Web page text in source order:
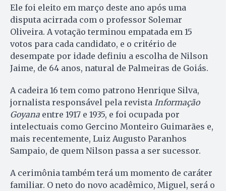
Ele foi eleito em março deste ano após uma
disputa acirrada com o professor Solemar
Oliveira. A votação terminou empatada em 15
votos para cada candidato, e o critério de
desempate por idade definiu a escolha de Nilson
Jaime, de 64 anos, natural de Palmeiras de Goiás.
A cadeira 16 tem como patrono Henrique Silva,
jornalista responsável pela revista Informação
Goyana entre 1917 e 1935, e foi ocupada por
intelectuais como Gercino Monteiro Guimarães e,
mais recentemente, Luiz Augusto Paranhos
Sampaio, de quem Nilson passa a ser sucessor.
A cerimônia também terá um momento de caráter
familiar. O neto do novo acadêmico, Miguel, será o